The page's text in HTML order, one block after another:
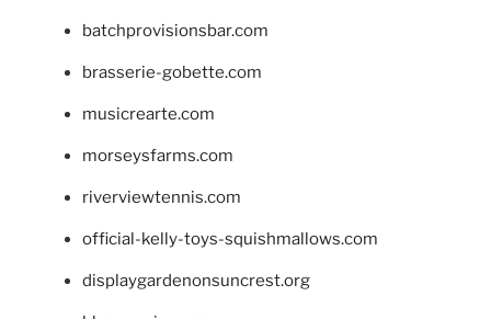
batchprovisionsbar.com
brasserie-gobette.com
musicrearte.com
morseysfarms.com
riverviewtennis.com
official-kelly-toys-squishmallows.com
displaygardenonsuncrest.org